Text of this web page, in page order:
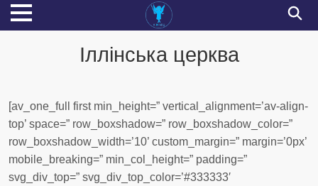
Іллінська церква
[av_one_full first min_height=” vertical_alignment=’av-align-
top’ space=” row_boxshadow=” row_boxshadow_color=”
row_boxshadow_width=’10’ custom_margin=” margin=’0px’
mobile_breaking=” min_col_height=” padding=”
svg_div_top=” svg_div_top_color=’#333333′